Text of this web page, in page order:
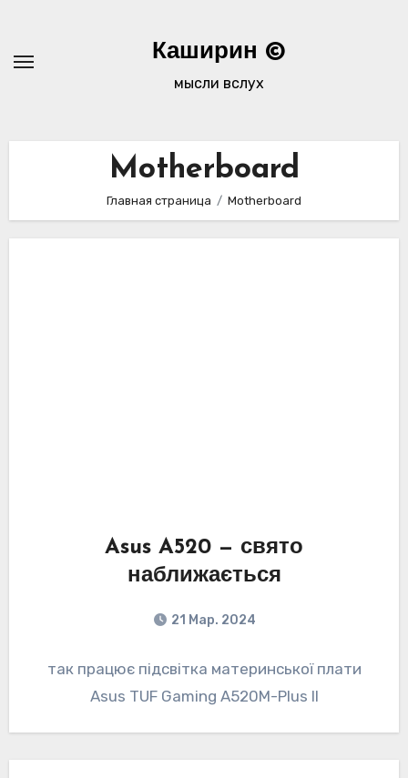
содержимому
Каширин ©
мысли вслух
Motherboard
Главная страница Motherboard
Asus A520 — свято
наближається
21 Мар. 2024
так працює підсвітка материнської плати
Asus TUF Gaming A520M-Plus II